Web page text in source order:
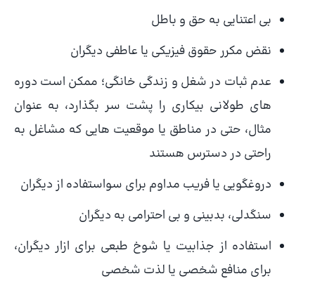
بی اعتنایی به حق و باطل
نقض مکرر حقوق فیزیکی یا عاطفی دیگران
عدم ثبات در شغل و زندگی خانگی؛ ممکن است دوره
های طولانی بیکاری را پشت سر بگذارد، به عنوان
مثال، حتی در مناطق یا موقعیت هایی که مشاغل به
راحتی در دسترس هستند
دروغگویی یا فریب مداوم برای سواستفاده از دیگران
سنگدلی، بدبینی و بی احترامی به دیگران
استفاده از جذابیت یا شوخ طبعی برای ازار دیگران،
برای منافع شخصی یا لذت شخصی